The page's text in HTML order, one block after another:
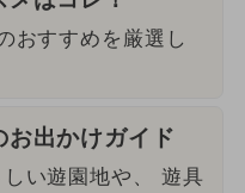
おすすめを厳選し
お出かけガイド
い遊園地や、 遊具